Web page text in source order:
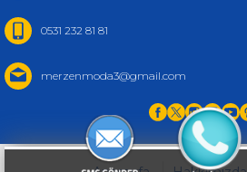
0531 232 81 81
merzenmoda3@gmail.com